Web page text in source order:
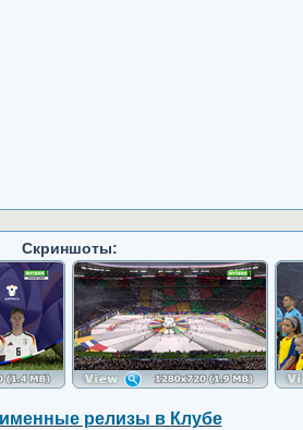
Скриншоты:
релизы в Клубе